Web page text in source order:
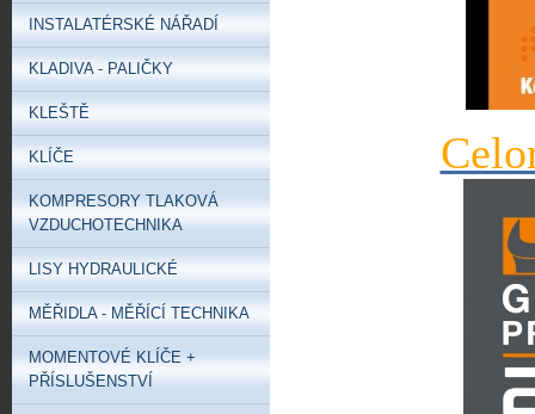
INSTALATÉRSKÉ NÁŘADÍ
KLADIVA - PALIČKY
KLEŠTĚ
KLÍČE
KOMPRESORY TLAKOVÁ
VZDUCHOTECHNIKA
LISY HYDRAULICKÉ
MĚŘIDLA - MĚŘÍCÍ TECHNIKA
MOMENTOVÉ KLÍČE +
PŘÍSLUŠENSTVÍ